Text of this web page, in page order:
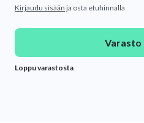
Kirjaudu sisään ja osta etuhinnalla
Varasto
Loppu varastosta